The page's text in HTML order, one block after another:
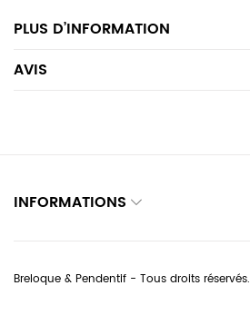
PLUS D’INFORMATION
AVIS
INFORMATIONS
Breloque & Pendentif - Tous droits réservés.